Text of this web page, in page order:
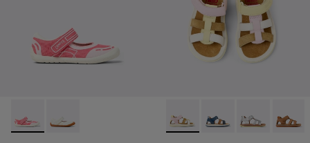
Peu Path - K800692-002 - Chaussures pour enfants en
Peu Path - K800692-001 - Chaussures pour enfants
Twins - K800628-008 -
Twins - K800628-007
Twins -Twins